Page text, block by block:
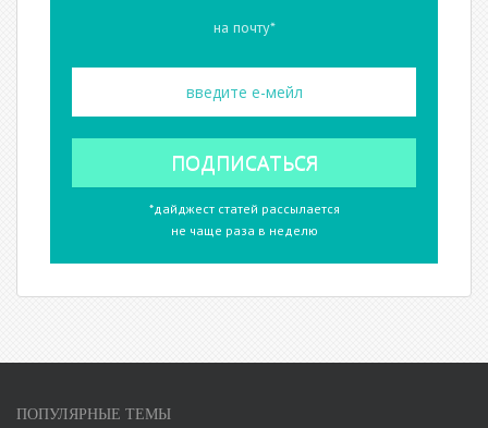
на почту*
*дайджест статей рассылается
не чаще раза в неделю
ПОПУЛЯРНЫЕ ТЕМЫ